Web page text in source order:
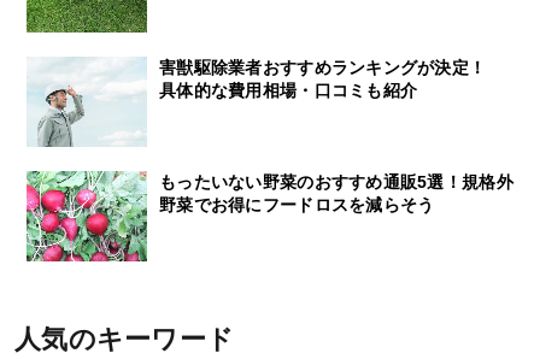
害獣駆除業者おすすめランキングが決定！
具体的な費用相場・口コミも紹介
もったいない野菜のおすすめ通販5選！規格外
野菜でお得にフードロスを減らそう
人気のキーワード